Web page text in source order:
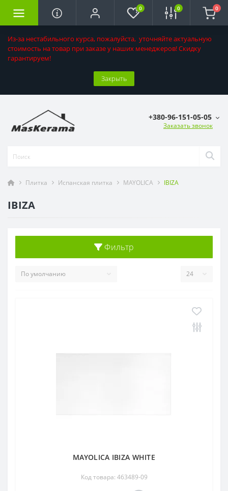
Из-за нестабильного курса, пожалуйста, уточняйте актуальную
стоимость на товар при заказе у наших менеджеров! Скидку
гарантируем!
Закрыть
0 0 0
+380-96-151-05-05
Заказать звонок
Плитка Испанская плитка MAYOLICA IBIZA
IBIZA
Фильтр
MAYOLICA IBIZA WHITE
Код товара: 463489-09